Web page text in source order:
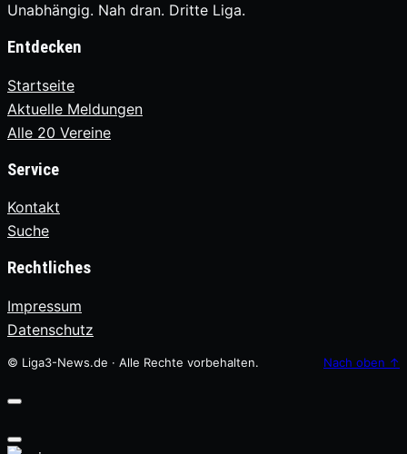
Unabhängig. Nah dran. Dritte Liga.
Entdecken
Startseite
Aktuelle Meldungen
Alle 20 Vereine
Service
Kontakt
Suche
Rechtliches
Impressum
Datenschutz
© Liga3-News.de · Alle Rechte vorbehalten. Nach oben ↑